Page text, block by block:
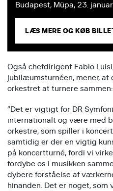
Budapest, Müpa, 23. januar
LÆS MERE OG KØB
Også chefdirigent Fabio
jubilæumsturnéen, mener,
orkestret at turnere sammen:
”Det er vigtigt for DR
internationalt og være med
orkestre, som spiller i
samtidig er der en vigtig
på koncertturné, fordi vi
fordybe os i musikken
dybere forståelse af
hinanden. Det er noget,